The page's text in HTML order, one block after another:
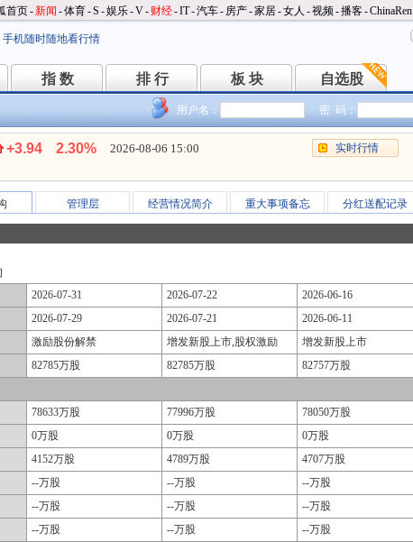
首页-新闻 -体育-S -娱乐-V- 财经-IT-汽车- 房产-家居-女人 -视频-播客-ChinaRen
手机随时随地看行情
指 数
指 数 排 行
排 行 板 块
板 块 自选股
自选股
用户名： 密 码：
+3.94 2.30% 2026-08-06 15:00 实时行情
管理层 经营情况简介 重大事项备忘 分红送配记录
2026-07-31 2026-07-22 2026-06-16
2026-07-29 2026-07-21 2026-06-11
激励股份解禁 增发新股上市,股权激励 增发新股上市
82785万股 82785万股 82757万股
78633万股 77996万股 78050万股
0万股 0万股 0万股
4152万股 4789万股 4707万股
--万股 --万股 --万股
--万股 --万股 --万股
--万股 --万股 --万股